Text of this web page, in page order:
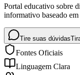
Portal educativo sobre
informativo baseado
Tire suas dúvidas
Fontes Oficiais
Linguagem Clara